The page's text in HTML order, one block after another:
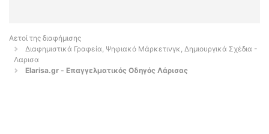
Αετοί της διαφήμισης
Διαφημιστικά Γραφεία, Ψηφιακό Μάρκετινγκ, Δημιουργικά Σχέδια -
Λαρισα
Elarisa.gr - Επαγγελματικός Οδηγός Λάρισας